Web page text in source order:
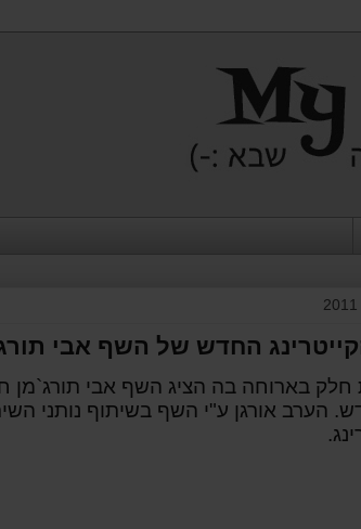
החדש של השף אבי
חלק בארוחה בה הציג השף אבי תורג`מן
הערב אורגן ע"י השף בשיתוף נותני